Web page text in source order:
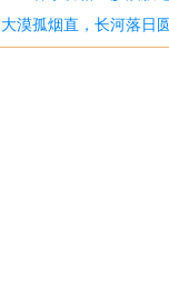
大漠孤烟直，长河落日